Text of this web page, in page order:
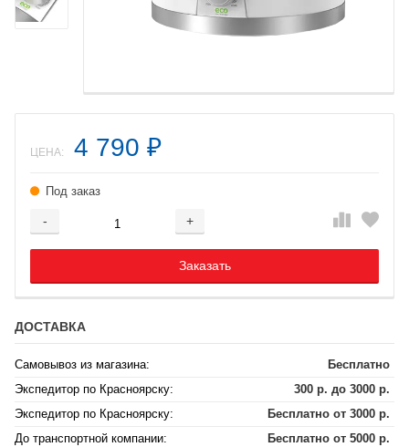
ЦЕНА: 4 790 ₽
Под заказ
- +
Добавляется...
Заказать
Добавлен
ДОСТАВКА
Самовывоз из магазина:
Бесплатно
Экспедитор по Красноярску:
300 р. до 3000 р.
Экспедитор по Красноярску:
Бесплатно от 3000 р.
До транспортной компании:
Бесплатно от 5000 р.